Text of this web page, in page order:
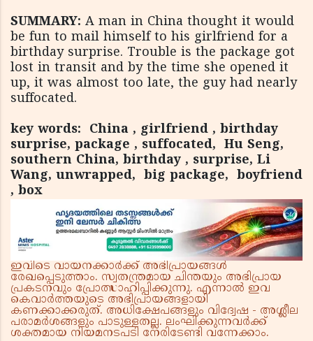
SUMMARY: A man in China thought it would
be fun to mail himself to his girlfriend for a
birthday surprise. Trouble is the package got
lost in transit and by the time she opened it
up, it was almost too late, the guy had nearly
suffocated.
key words: China , girlfriend , birthday
surprise, package , suffocated, Hu Seng,
southern China, birthday , surprise, Li
Wang, unwrapped, big package, boyfriend
, box
ഇവിടെ വായനക്കാർക്ക് അഭിപ്രായങ്ങൾ
രേഖപ്പെടുത്താം. സ്വതന്ത്രമായ ചിന്തയും അഭിപ്രായ
പ്രകടനവും പ്രോത്സാഹിപ്പിക്കുന്നു. എന്നാൽ ഇവ
കെവാർത്തയുടെ അഭിപ്രായങ്ങളായി
കണക്കാക്കരുത്. അധിക്ഷേപങ്ങളും വിദ്വേഷ - അശ്ലീല
പരാമർശങ്ങളും പാടുള്ളതല്ല. ലംഘിക്കുന്നവർക്ക്
ശക്തമായ നിയമനടപടി നേരിടേണ്ടി വന്നേക്കാം.